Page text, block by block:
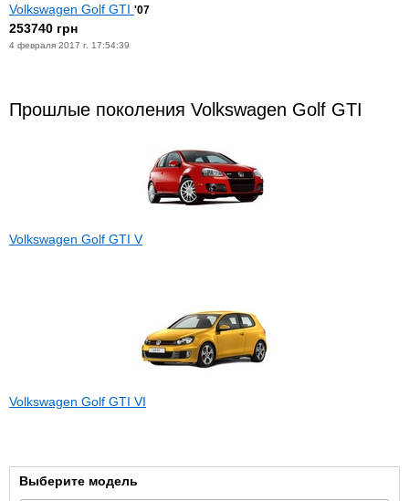
Volkswagen Golf GTI '07
253740 грн
4 февраля 2017 г. 17:54:39
Прошлые поколения Volkswagen Golf GTI
Volkswagen Golf GTI V
Volkswagen Golf GTI VI
Выберите модель